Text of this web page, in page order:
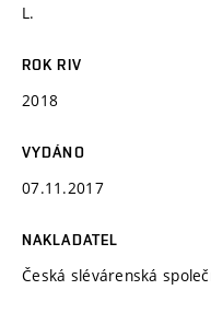
L.
ROK RIV
2018
VYDÁNO
07.11.2017
NAKLADATEL
Česká slévárenská